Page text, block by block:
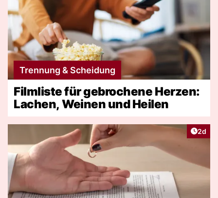
Trennung & Scheidung
Filmliste für gebrochene Herzen:
Lachen, Weinen und Heilen
2d